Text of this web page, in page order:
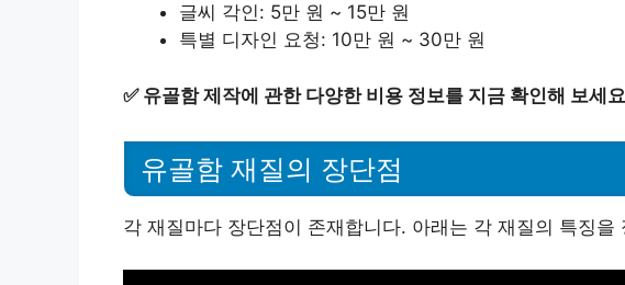
글씨 각인: 5만 원 ~ 15만 원
특별 디자인 요청: 10만 원 ~ 30만 원
✅ 유골함 제작에 관한 다양한 비용 정보를 지금 확인해 보세
유골함 재질의 장단점
각 재질마다 장단점이 존재합니다. 아래는 각 재질의 특징을